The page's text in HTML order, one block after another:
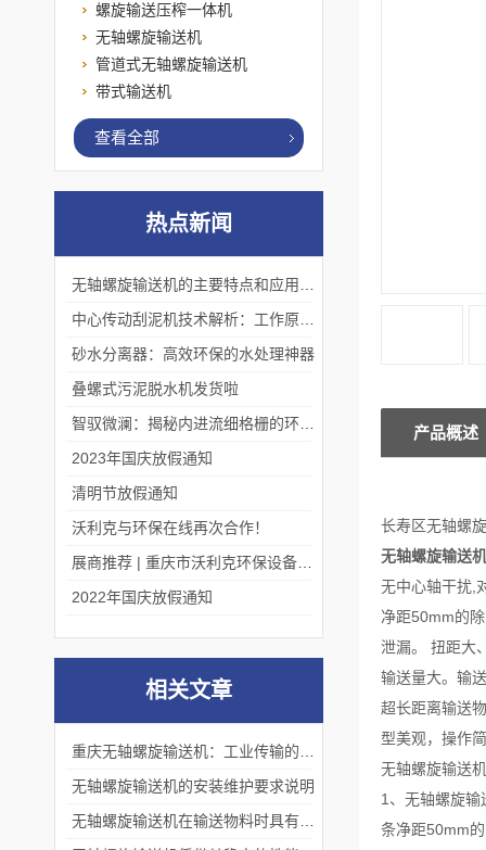
产品概述
长寿区无轴螺
无轴螺旋输送
无中心轴干扰,
净距50mm的
泄漏。 扭距大
输送量大。输
超长距离输送
型美观，操作
无轴螺旋输送
1、无轴螺旋
条净距50mm
螺旋输送压榨一体机
无轴螺旋输送机
管道式无轴螺旋输送机
带式输送机
查看全部
热点新闻
砂水分离器：高效环保的水处理神器
叠螺式污泥脱水机发货啦
2023年国庆放假通知
清明节放假通知
沃利克与环保在线再次合作！
2022年国庆放假通知
相关文章
无轴螺旋输送机的安装维护要求说明